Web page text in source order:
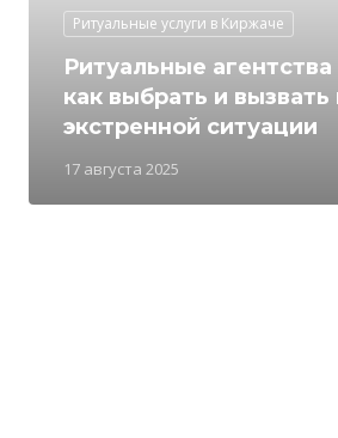
Ритуальные услуги в Киржаче
17 августа 2025
Ритуальные
как выбрать и вызвать
экстренной ситуации